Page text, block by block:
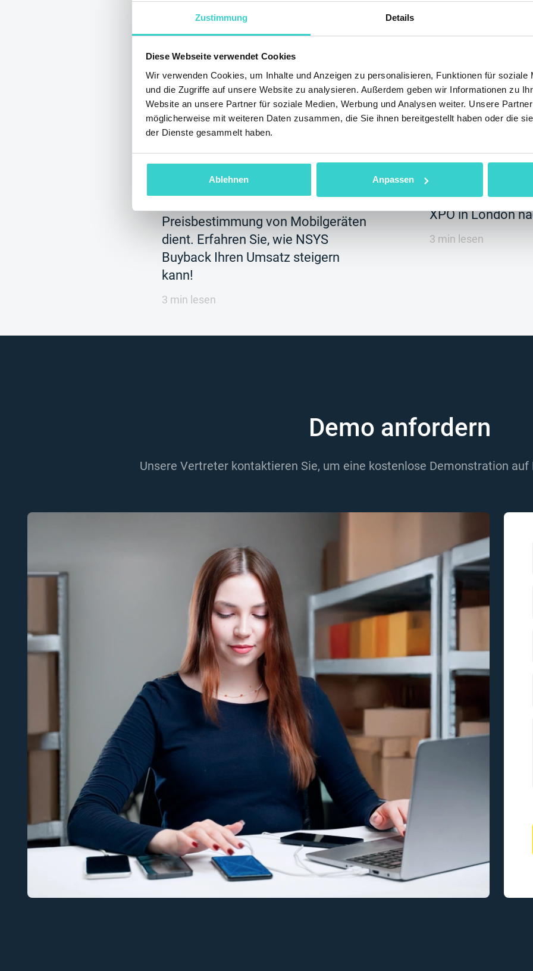
Zustimmung Details
Diese Webseite verwendet Cookies
Wir verwenden Cookies, um Inhalte und Anzeigen zu personalisieren, Funktionen für soziale
und die Zugriffe auf unsere Website zu analysieren. Außerdem geben wir Informationen zu
Website an unsere Partner für soziale Medien, Werbung und Analysen weiter. Unsere
möglicherweise mit weiteren Daten zusammen, die Sie ihnen bereitgestellt haben oder die
der Dienste gesammelt haben.
Ablehnen Anpassen
Software für Ankauf, die
Preise von alten Handys
bestimmt
Donnerstag 07 Mai 2020
Thursday 07 May 2020 NSYS Group
Wir veröffentlichen unser neues
Softwareprodukt für
Preisbestimmung von Mobilgeräten
dient. Erfahren Sie, wie NSYS
Buyback Ihren Umsatz steigern
kann!
3 min lesen
abgesagt,
News XPO
Dienstag 03 März
Gelegenheit
zu treffen. Es
Chance, dies auf
XPO in London
3 min lesen
Demo anfordern
Unsere Vertreter kontaktieren Sie, um eine kostenlose Demonstration auf